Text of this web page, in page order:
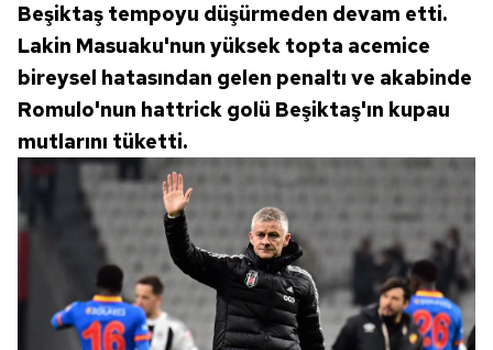
Beşiktaş tempoyu düşürmeden devam etti.
Lakin Masuaku'nun yüksek topta acemice
bireysel hatasından gelen penaltı ve akabinde
Romulo'nun hattrick golü Beşiktaş'ın kupau
mutlarını tüketti.